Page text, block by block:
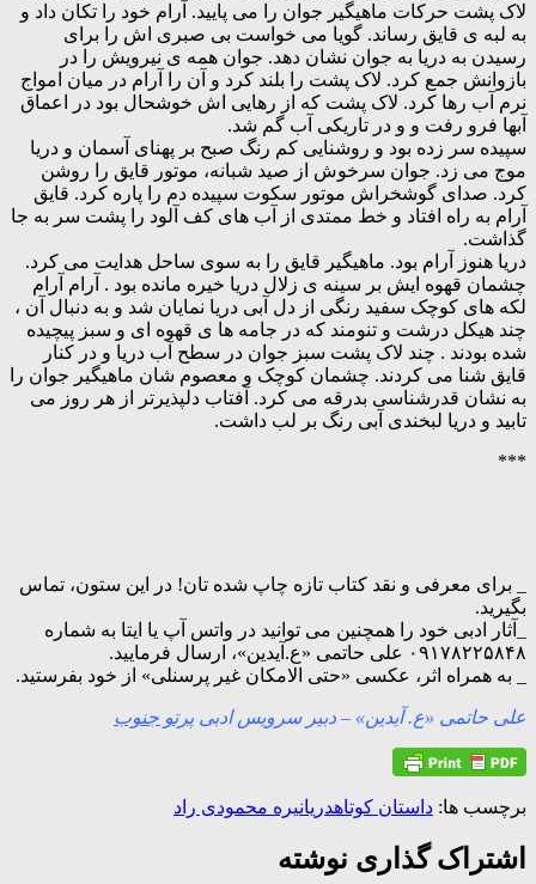
لاک پشت حرکات ماهیگیر جوان را می پایید. آرام خود را تکان داد و
به لبه ی قایق رساند. گویا می خواست بی صبری اش را برای
رسیدن به دریا به جوان نشان دهد. جوان همه ی نیرویش را در
بازوانش جمع کرد. لاک پشت را بلند کرد و آن را آرام در میان امواج
نرم آب رها کرد. لاک پشت که از رهایی اش خوشحال بود در اعماق
آبها فرو رفت و و در تاریکی آب گم شد.
سپیده سر زده بود و روشنایی کم رنگ صبح بر پهنای آسمان و دریا
موج می زد. جوان سرخوش از صید شبانه، موتور قایق را روشن
کرد. صدای گوشخراش موتور سکوت سپیده دم را پاره کرد. قایق
آرام به راه افتاد و خط ممتدی از آب های کف آلود را پشت سر به جا
گذاشت.
دریا هنوز آرام بود. ماهیگیر قایق را به سوی ساحل هدایت می کرد.
چشمان قهوه ایش بر سینه ی زلال دریا خیره مانده بود . آرام آرام
لکه های کوچک سفید رنگی از دل آبی دریا نمایان شد و به دنبال آن ،
چند هیکل درشت و تنومند که در جامه ها ی قهوه ای و سبز پیچیده
شده بودند . چند لاک پشت سبز جوان در سطح آب دریا و در کنار
قایق شنا می کردند. چشمان کوچک و معصوم شان ماهیگیر جوان را
به نشان قدرشناسی بدرقه می کرد. آفتاب دلپذیرتر از هر روز می
تابید و دریا لبخندی آبی رنگ بر لب داشت.
***
_ برای معرفی و نقد کتاب تازه چاپ شده تان! در این ستون، تماس
بگیرید.
_آثار ادبی خود را همچنین می توانید در واتس آپ یا ایتا به شماره
۰۹۱۷۸۲۲۵۸۴۸ علی حاتمی «ع.آیدین»، ارسال فرمایید.
_ به همراه اثر، عکسی «حتی الامکان غیر پرسنلی» از خود بفرستید.
علی حاتمی «ع. آیدین» – دبیر سرویس ادبی پرتو جنوب
برچسب ها: داستان کوتاهدریانیره محمودی راد
اشتراک گذاری نوشته